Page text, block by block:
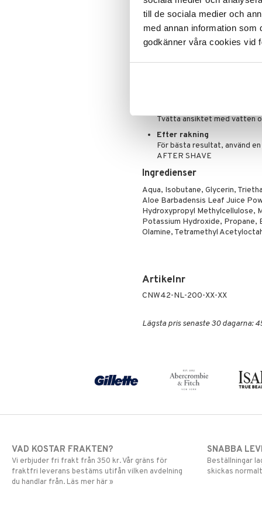
till de sociala medier och
med annan information som
godkänner våra cookies vid
Aloe Vera och Pro-Vitamin
Användning
Applicera
Tvätta ansiktet med vatten
Efter rakning
För bästa resultat, använd
AFTER SHAVE
Ingredienser
Aqua, Isobutane, Glycerin,
Aloe Barbadensis Leaf Juice
Hydroxypropyl Methylcellulose,
Potassium Hydroxide,
Olamine, Tetramethyl
Artikelnr
CNW42-NL-200-XX-XX
Lägsta pris senaste 30 dagarna:
VAD KOSTAR FRAKTEN?
Vi erbjuder fri frakt från 350 kr. Vår gräns för
fraktfri leverans bestäms utifån vilken avdelning
du handlar från. Läs mer här »
SNABBA
Beställningar
skickas